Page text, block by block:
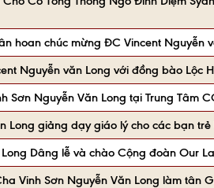
hoan chúc mừng ĐC Vincent Nguyễn
Nguyễn văn Long với đồng bào Lộc
Sơn Nguyễn Văn Long tại Trung Tâm
Long giảng dạy giáo lý cho các bạn trẻ
Dâng lễ và chào Cộng đoàn Our
Vinh Sơn Nguyễn Văn Long làm tân